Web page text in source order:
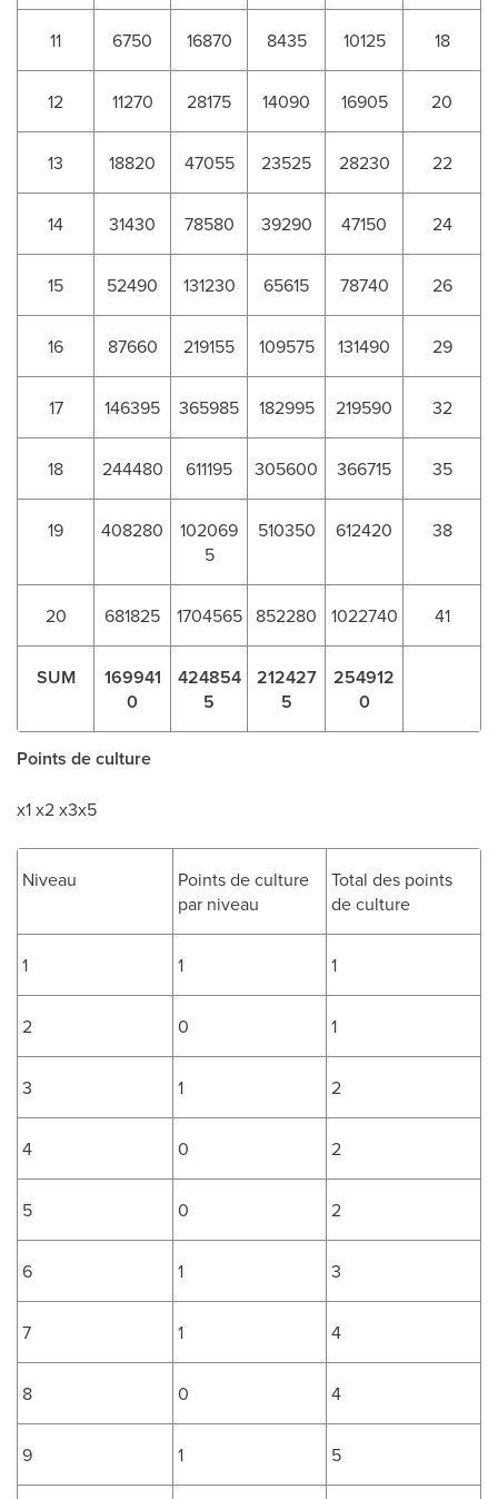
11 6750 16870 8435 10125 18
12 11270 28175 14090 16905 20
13 18820 47055 23525 28230 22
14 31430 78580 39290 47150 24
15 52490 131230 65615 78740 26
16 87660 219155 109575 131490 29
17 146395 365985 182995 219590 32
18 244480 611195 305600 366715 35
19 408280
102069
5
510350 612420 38
20 681825 1704565 852280 1022740 41
SUM
169941
0
424854
5
212427
5
254912
0
Points de culture
x1 x2 x3x5
Niveau
Points de culture
par niveau
Total des points
de culture
1 1 1
2 0 1
3 1 2
4 0 2
5 0 2
6 1 3
7 1 4
8 0 4
9 1 5